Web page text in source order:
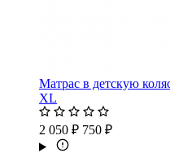
Матрас в детскую
XL
2 050 ₽ 750 ₽